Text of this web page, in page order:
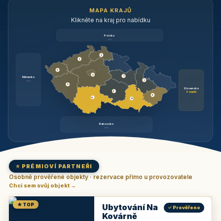
MAPA KRAJŮ
Klikněte na kraj pro nabídku
Polsko
brzy
Německo
brzy
Slovensko
6 objektů
Rakousko
brzy
3
9
3
3
3
3
1
2
11
1
6
⭐ PRÉMIOVÍ PARTNEŘI
Osobně prověřené objekty · rezervace přímo u provozovatele
Chci sem svůj objekt →
★ TOP
Ubytování Na
Kovárně
✓ Prověřeno